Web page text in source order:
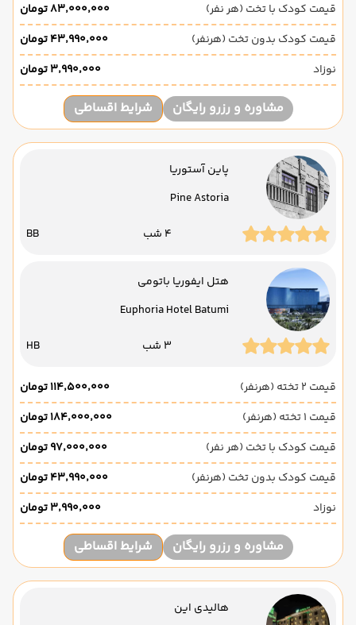
قیمت کودک با تخت (هر نفر)
۸۳٬۰۰۰٬۰۰۰ تومان
قیمت کودک بدون تخت (هرنفر)
۴۳٬۹۹۰٬۰۰۰ تومان
نوزاد
۳٬۹۹۰٬۰۰۰ تومان
مشاوره و رزرو رایگان شرایط اقساطی
پاین آستوریا
Pine Astoria
4 شب BB
هتل ایفوریا باتومی
Euphoria Hotel Batumi
3 شب HB
قیمت 2 تخته (هرنفر)
۱۱۴٬۵۰۰٬۰۰۰ تومان
قیمت 1 تخته (هرنفر)
۱۸۴٬۰۰۰٬۰۰۰ تومان
قیمت کودک با تخت (هر نفر)
۹۷٬۰۰۰٬۰۰۰ تومان
قیمت کودک بدون تخت (هرنفر)
۴۳٬۹۹۰٬۰۰۰ تومان
نوزاد
۳٬۹۹۰٬۰۰۰ تومان
مشاوره و رزرو رایگان شرایط اقساطی
هالیدی این